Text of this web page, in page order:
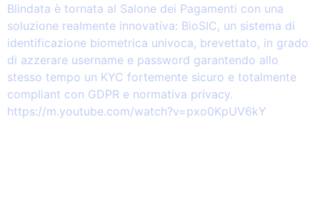
Blindata è tornata al Salone dei Pagamenti con una
soluzione realmente innovativa: BioSIC, un sistema di
identificazione biometrica univoca, brevettato, in grado
di azzerare username e password garantendo allo
stesso tempo un KYC fortemente sicuro e totalmente
compliant con GDPR e normativa privacy.
https://m.youtube.com/watch?v=pxo0KpUV6kY